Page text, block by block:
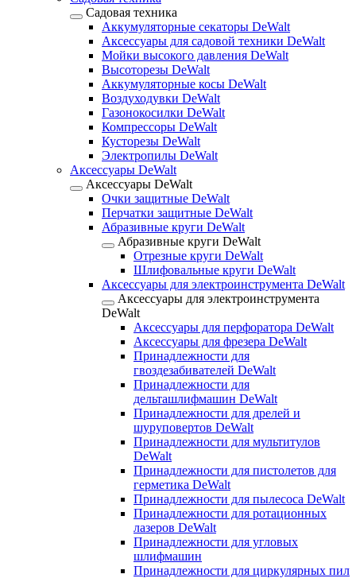
Садовая техника
Аккумуляторные секаторы DeWalt
Аксессуары для садовой техники DeWalt
Мойки высокого давления DeWalt
Высоторезы DeWalt
Аккумуляторные косы DeWalt
Воздуходувки DeWalt
Газонокосилки DeWalt
Компрессоры DeWalt
Кусторезы DeWalt
Электропилы DeWalt
Аксессуары DeWalt
Аксессуары DeWalt
Очки защитные DeWalt
Перчатки защитные DeWalt
Абразивные круги DeWalt
Абразивные круги DeWalt
Отрезные круги DeWalt
Шлифовальные круги DeWalt
Аксессуары для электроинструмента DeWalt
Аксессуары для электроинструмента
DeWalt
Аксессуары для перфоратора DeWalt
Аксессуары для фрезера DeWalt
Принадлежности для
гвоздезабивателей DeWalt
Принадлежности для
дельташлифмашин DeWalt
Принадлежности для дрелей и
шуруповертов DeWalt
Принадлежности для мультитулов
DeWalt
Принадлежности для пистолетов для
герметика DeWalt
Принадлежности для пылесоса DeWalt
Принадлежности для ротационных
лазеров DeWalt
Принадлежности для угловых
шлифмашин
Принадлежности для циркулярных пил